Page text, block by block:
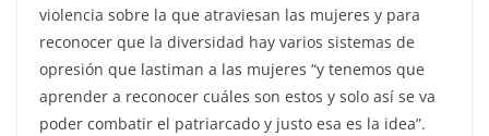
violencia sobre la que atraviesan las mujeres y para
reconocer que la diversidad hay varios sistemas de
opresión que lastiman a las mujeres “y tenemos que
aprender a reconocer cuáles son estos y solo así se va
poder combatir el patriarcado y justo esa es la idea”.